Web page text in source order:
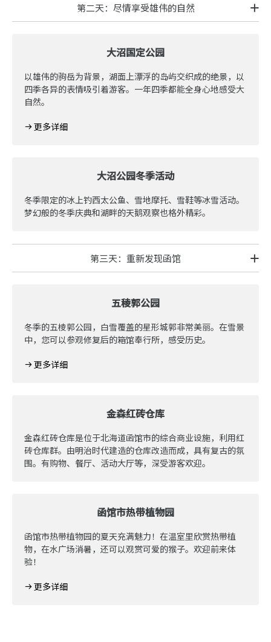
第二天：尽情享受雄伟的自然
大沼国定公园
以雄伟的驹岳为背景，湖面上漂浮的岛屿交织成的绝景，以
四季各异的表情吸引着游客。一年四季都能全身心地感受大
自然。
更多详细
大沼公园冬季活动
冬季限定的冰上钓西太公鱼、雪地摩托、雪鞋等冰雪活动。
梦幻般的冬季庆典和湖畔的天鹅观察也格外精彩。
第三天：重新发现函馆
五稜郭公园
冬季的五棱郭公园，白雪覆盖的星形城郭非常美丽。在雪景
中，您可以参观修复后的箱馆奉行所，感受历史。
更多详细
金森红砖仓库
金森红砖仓库是位于北海道函馆市的综合商业设施，利用红
砖仓库群。由明治时代建造的仓库改造而成，具有复古的氛
围。有购物、餐厅、活动大厅等，深受游客欢迎。
函馆市热带植物园
函馆市热带植物园的夏天充满魅力！在温室里欣赏热带植
物，在水广场消暑，还可以观赏可爱的猴子。欢迎前来体
验！
更多详细